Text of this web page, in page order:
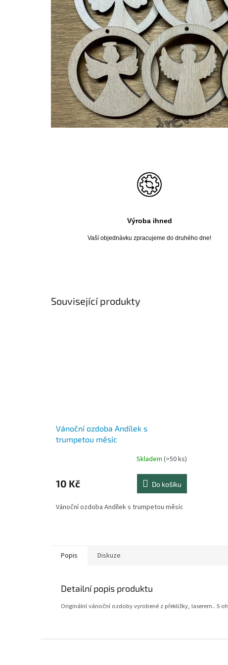
Výroba ihned
Vaší objednávku zpracujeme do druhého dne!
Související produkty
Vánoční ozdoba Andílek s
trumpetou měsíc
Skladem (>50 ks)
10 Kč Do košíku
Vánoční ozdoba Andílek s trumpetou měsíc
Popis Diskuze
Detailní popis produktu
Originální vánoční ozdoby vyrobené z překližky, laserem.. S